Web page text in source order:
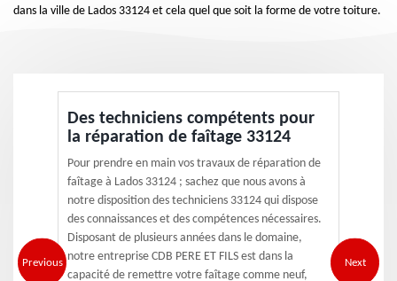
dans la ville de Lados 33124 et cela quel que soit la forme de votre toiture.
Previous
Des techniciens compétents pour
la réparation de faîtage 33124
Pour prendre en main vos travaux de réparation de
faîtage à Lados 33124 ; sachez que nous avons à
notre disposition des techniciens 33124 qui dispose
des connaissances et des compétences nécessaires.
Disposant de plusieurs années dans le domaine,
notre entreprise CDB PERE ET FILS est dans la
capacité de remettre votre faîtage comme neuf,
Next